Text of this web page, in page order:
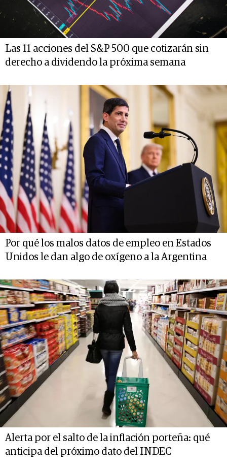
Las 11 acciones del S&P 500 que cotizarán sin
derecho a dividendo la próxima semana
Por qué los malos datos de empleo en Estados
Unidos le dan algo de oxígeno a la Argentina
Alerta por el salto de la inflación porteña: qué
anticipa del próximo dato del INDEC